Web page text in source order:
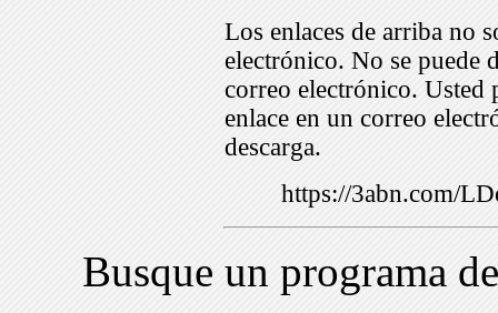
Los enlaces de arriba no
electrónico. No se puede
correo electrónico. Usted
enlace en un correo
descarga.
https://3abn.com/
Busque un programa